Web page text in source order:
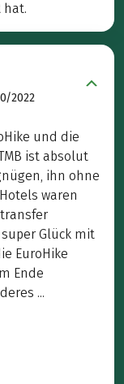
hat.
2022
und die
ist absolut
ihn ohne
waren
Glück mit
EuroHike
Ende
...